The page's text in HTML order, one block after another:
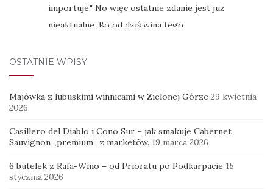
OSTATNIE WPISY
Majówka z lubuskimi winnicami w Zielonej Górze 29 kwietnia
2026
Casillero del Diablo i Cono Sur – jak smakuje Cabernet
Sauvignon „premium” z marketów. 19 marca 2026
6 butelek z Rafa-Wino – od Prioratu po Podkarpacie 15
stycznia 2026